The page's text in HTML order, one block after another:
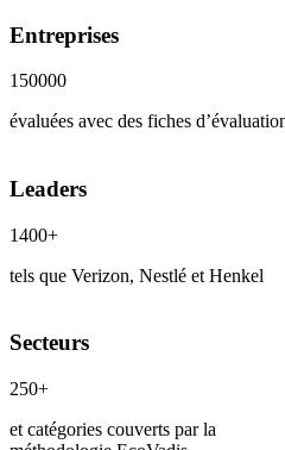
Entreprises
150000
évaluées avec des fiches
Leaders
1400+
tels que Verizon, Nestlé et Henkel
Secteurs
250+
et catégories couverts par la